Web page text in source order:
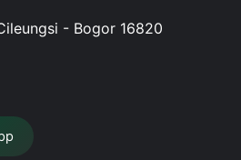
- Bogor 16820